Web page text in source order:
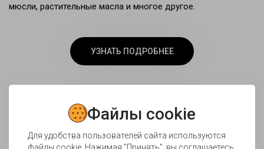
мюсли, растительные масла и многое другое.
УЗНАТЬ ПОДРОБНЕЕ
Файлы cookie
Для удобства пользователей сайта используются